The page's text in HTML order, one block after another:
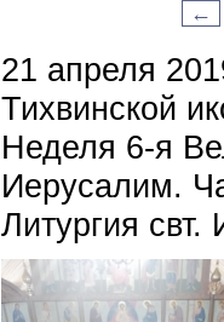
←
21 апреля
Тихвинской
Неделя 6-я
Иерусалим.
Литургия